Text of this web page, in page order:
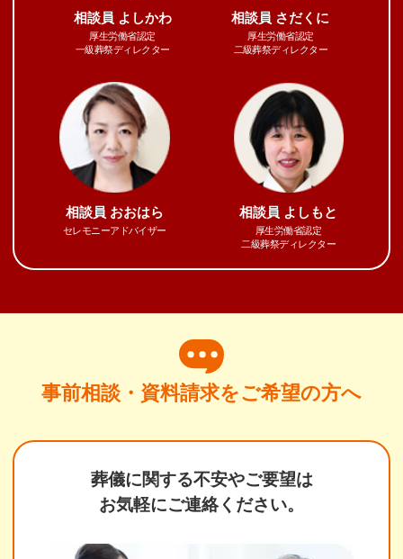
相談員 よしかわ
厚生労働省認定
一級葬祭ディレクター
相談員 さだくに
厚生労働省認定
二級葬祭ディレクター
相談員 おおはら
セレモニーアドバイザー
相談員 よしもと
厚生労働省認定
二級葬祭ディレクター
事前相談・資料請求をご希望の方へ
葬儀に関する不安やご要望は
お気軽にご連絡ください。